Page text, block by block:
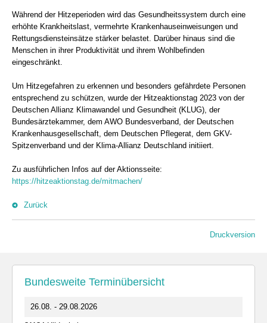
Während der Hitzeperioden wird das Gesundheitssystem durch eine
erhöhte Krankheitslast, vermehrte Krankenhauseinweisungen und
Rettungsdiensteinsätze stärker belastet. Darüber hinaus sind die
Menschen in ihrer Produktivität und ihrem Wohlbefinden
eingeschränkt.
Um Hitzegefahren zu erkennen und besonders gefährdete Personen
entsprechend zu schützen, wurde der Hitzeaktionstag 2023 von der
Deutschen Allianz Klimawandel und Gesundheit (KLUG), der
Bundesärztekammer, dem AWO Bundesverband, der Deutschen
Krankenhausgesellschaft, dem Deutschen Pflegerat, dem GKV-
Spitzenverband und der Klima-Allianz Deutschland initiiert.
Zu ausführlichen Infos auf der Aktionsseite:
https://hitzeaktionstag.de/mitmachen/
Zurück
Druckversion
Bundesweite Terminübersicht
26.08. - 29.08.2026